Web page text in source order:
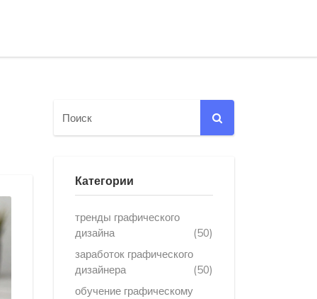
Категории
тренды графического
дизайна
(50)
заработок графического
дизайнера
(50)
обучение графическому